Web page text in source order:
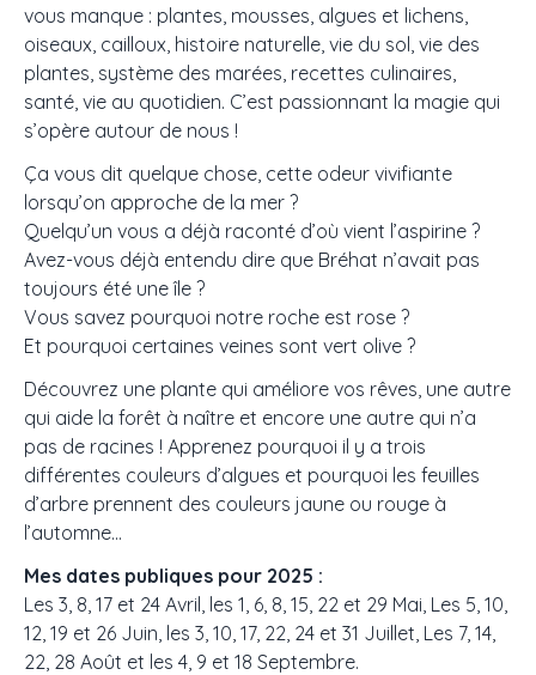
vous manque : plantes, mousses, algues et lichens,
oiseaux, cailloux, histoire naturelle, vie du sol, vie des
plantes, système des marées, recettes culinaires,
santé, vie au quotidien. C’est passionnant la magie qui
s’opère autour de nous !
Ça vous dit quelque chose, cette odeur vivifiante
lorsqu’on approche de la mer ?
Quelqu’un vous a déjà raconté d’où vient l’aspirine ?
Avez-vous déjà entendu dire que Bréhat n’avait pas
toujours été une île ?
Vous savez pourquoi notre roche est rose ?
Et pourquoi certaines veines sont vert olive ?
Découvrez une plante qui améliore vos rêves, une autre
qui aide la forêt à naître et encore une autre qui n’a
pas de racines ! Apprenez pourquoi il y a trois
différentes couleurs d’algues et pourquoi les feuilles
d’arbre prennent des couleurs jaune ou rouge à
l’automne...
Mes dates publiques pour 2025 :
Les 3, 8, 17 et 24 Avril, les 1, 6, 8, 15, 22 et 29 Mai, Les 5, 10,
12, 19 et 26 Juin, les 3, 10, 17, 22, 24 et 31 Juillet, Les 7, 14,
22, 28 Août et les 4, 9 et 18 Septembre.